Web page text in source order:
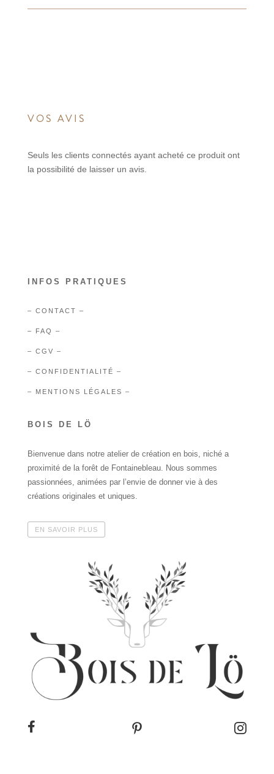
VOS AVIS
Seuls les clients connectés ayant acheté ce produit ont
la possibilité de laisser un avis.
INFOS PRATIQUES
– CONTACT –
– FAQ –
– CGV –
– CONFIDENTIALITÉ –
– MENTIONS LÉGALES –
BOIS DE LÖ
Bienvenue dans notre atelier de création en bois, niché a
proximité de la forêt de Fontainebleau. Nous sommes
passionnées, animées par l’envie de donner vie à des
créations originales et uniques.
EN SAVOIR PLUS
  